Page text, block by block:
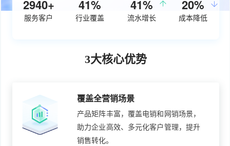
3750+
服务客户
53%
行业覆盖
50%
流水增长
26%
成本降低
3大核心优势
覆盖全营销场景
产品矩阵丰富，覆盖电销和网销场景，
助力企业高效、多元化客户管理，提升
销售转化。